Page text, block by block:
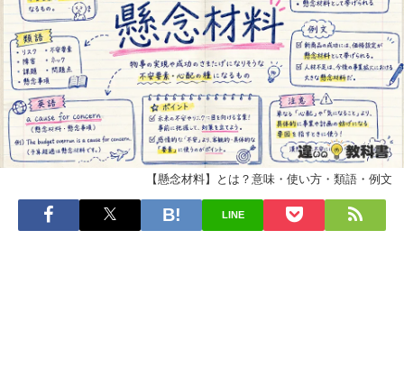
【懸念材料】とは？意味・使い方・類語・例文
LINE